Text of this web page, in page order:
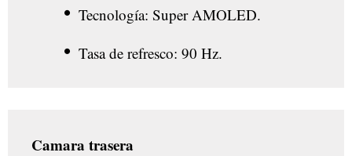
Tecnología: Super AMOLED.
Tasa de refresco: 90 Hz.
Camara trasera